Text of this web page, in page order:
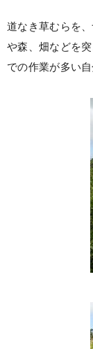
道なき草むらを
や森、畑などを
での作業が多い